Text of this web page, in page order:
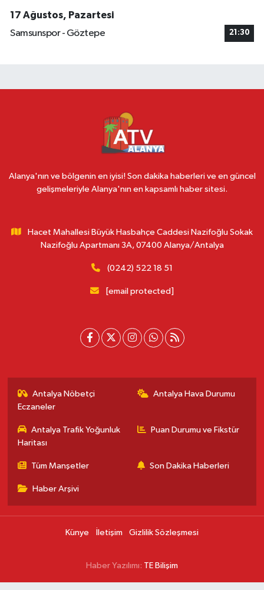
17 Ağustos, Pazartesi
Samsunspor - Göztepe
21:30
Alanya'nın ve bölgenin en iyisi! Son dakika haberleri ve en güncel
gelişmeleriyle Alanya'nın en kapsamlı haber sitesi.
Hacet Mahallesi Büyük Hasbahçe Caddesi Nazifoğlu Sokak
Nazifoğlu Apartmanı 3A, 07400 Alanya/Antalya
(0242) 522 18 51
[email protected]
Antalya Nöbetçi
Eczaneler
Antalya Hava Durumu
Antalya Trafik Yoğunluk
Haritası
Puan Durumu ve Fikstür
Tüm Manşetler Son Dakika Haberleri
Haber Arşivi
Künye İletişim Gizlilik Sözleşmesi
Haber Yazılımı: TE Bilişim